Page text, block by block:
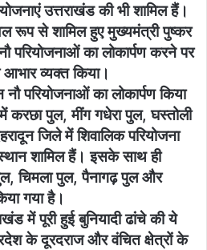
उत्तराखंड की भी शामिल हैं।
रूप से शामिल हुए मुख्यमंत्री पुष्कर
परियोजनाओं का लोकार्पण करने पर
आभार व्यक्त किया।
परियोजनाओं का लोकार्पण किया
करछा पुल, मींग गधेरा पुल, घस्तोली
जिले में शिवालिक परियोजना
शामिल हैं। इसके साथ ही
चिमला पुल, पैनागढ़ पुल और
गया है।
में पूरी हुई बुनियादी ढांचे की ये
के दूरदराज और वंचित क्षेत्रों के